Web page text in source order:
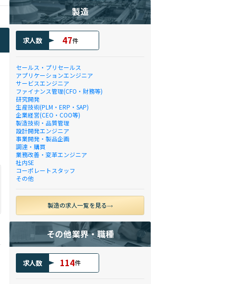
製造
求人数 47件
セールス・プリセールス
アプリケーションエンジニア
サービスエンジニア
ファイナンス管理(CFO・財務等)
研究開発
生産技術(PLM・ERP・SAP)
企業経営(CEO・COO等)
製造技術・品質管理
設計開発エンジニア
事業開発・製品企画
調達・購買
業務改善・変革エンジニア
社内SE
コーポレートスタッフ
その他
製造の求人一覧を見る
その他業界・職種
求人数 114件